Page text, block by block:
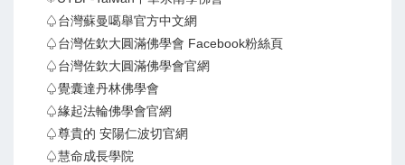
♤台灣蘇曼噶舉官方中文網
♤台灣佐欽大圓滿佛學會 Facebook粉絲頁
♤台灣佐欽大圓滿佛學會官網
♤覺囊達丹林佛學會
♤緣起法輪佛學會官網
♤尊貴的 安陽仁波切官網
♤慧命成長學院